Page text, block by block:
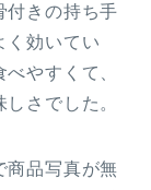
付きの持ち手
く効いてい
やすくて、
さでした。
商品写真が無